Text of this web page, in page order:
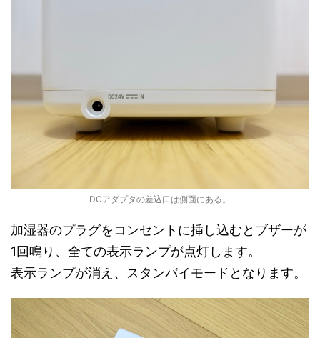
DCアダプタの差込口は側面にある。
加湿器のプラグをコンセントに挿し込むとブザーが
1回鳴り、全ての表示ランプが点灯します。
表示ランプが消え、スタンバイモードとなります。